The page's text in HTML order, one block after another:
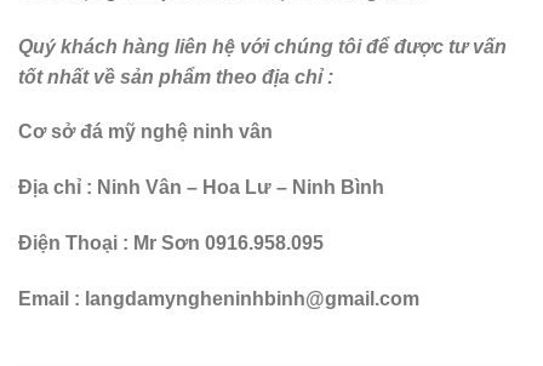
Quý khách hàng liên hệ với chúng tôi để được tư vấn
tốt nhất về sản phẩm theo địa chỉ :
Cơ sở đá mỹ nghệ ninh vân
Địa chỉ : Ninh Vân – Hoa Lư – Ninh Bình
Điện Thoại : Mr Sơn 0916.958.095
Email : langdamyngheninhbinh@gmail.com